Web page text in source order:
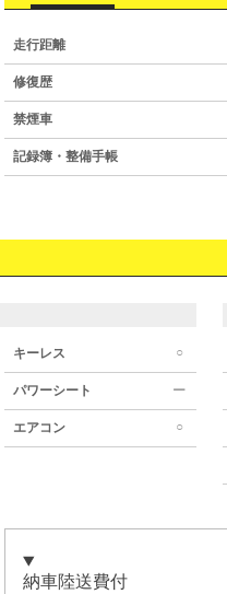
走行距離
修復歴
禁煙車
記録簿・整備手帳
キーレス ○
パワーシート ー
エアコン ○
納車陸送費付